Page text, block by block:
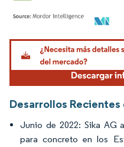
Imagen © Mordor Intelligence. El
Desarrollos
Junio de 2022: Sika AG
para concreto en los